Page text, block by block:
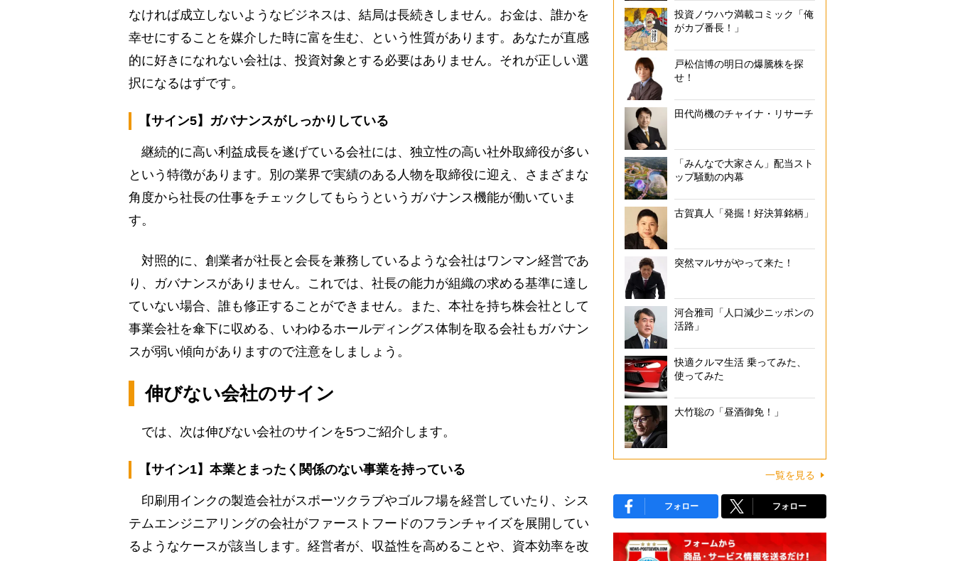
なければ成立しないようなビジネスは、結局は長続きしません。お金は、誰かを
幸せにすることを媒介した時に富を生む、という性質があります。あなたが直感
的に好きになれない会社は、投資対象とする必要はありません。それが正しい選
択になるはずです。
【サイン5】ガバナンスがしっかりしている
継続的に高い利益成長を遂げている会社には、独立性の高い社外取締役が多い
という特徴があります。別の業界で実績のある人物を取締役に迎え、さまざまな
角度から社長の仕事をチェックしてもらうというガバナンス機能が働いていま
す。
対照的に、創業者が社長と会長を兼務しているような会社はワンマン経営であ
り、ガバナンスがありません。これでは、社長の能力が組織の求める基準に達し
ていない場合、誰も修正することができません。また、本社を持ち株会社として
事業会社を傘下に収める、いわゆるホールディングス体制を取る会社もガバナン
スが弱い傾向がありますので注意をしましょう。
伸びない会社のサイン
では、次は伸びない会社のサインを5つご紹介します。
【サイン1】本業とまったく関係のない事業を持っている
印刷用インクの製造会社がスポーツクラブやゴルフ場を経営していたり、シス
テムエンジニアリングの会社がファーストフードのフランチャイズを展開してい
るようなケースが該当します。経営者が、収益性を高めることや、資本効率を改
投資ノウハウ満載コミック「俺
がカブ番長！」
戸松信博の明日の爆騰株を探
せ！
田代尚機のチャイナ・リサーチ
「みんなで大家さん」配当スト
ップ騒動の内幕
古賀真人「発掘！好決算銘柄」
突然マルサがやって来た！
河合雅司「人口減少ニッポンの
活路」
快適クルマ生活 乗ってみた、
使ってみた
大竹聡の「昼酒御免！」
一覧を見る
フォロー フォロー